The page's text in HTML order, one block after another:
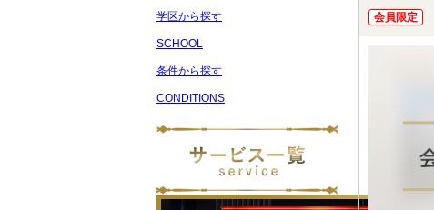
会員限定
学区から探す
SCHOOL
条件から探す
CONDITIONS